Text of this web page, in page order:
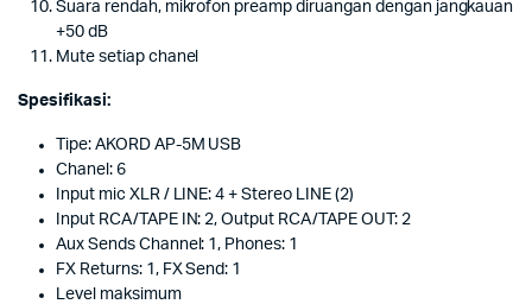
Suara rendah, mikrofon preamp diruangan dengan jangkauan
+50 dB
Mute setiap chanel
Spesifikasi:
Tipe: AKORD AP-5M USB
Chanel: 6
Input mic XLR / LINE: 4 + Stereo LINE (2)
Input RCA/TAPE IN: 2, Output RCA/TAPE OUT: 2
Aux Sends Channel: 1, Phones: 1
FX Returns: 1, FX Send: 1
Level maksimum